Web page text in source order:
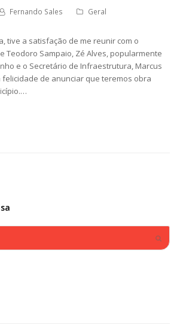
Fernando Sales
Geral
tive a satisfação de me reunir com o
Teodoro Sampaio, Zé Alves, popularmente
e o Secretário de Infraestrutura, Marcus
felicidade de anunciar que teremos obra